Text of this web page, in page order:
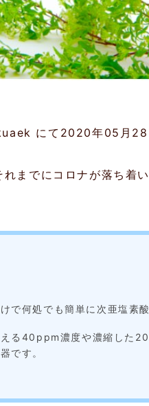
にて2020年05月28
までにコロナが落ち着
で何処でも簡単に次亜塩素
る40ppm濃度や濃縮した
です。